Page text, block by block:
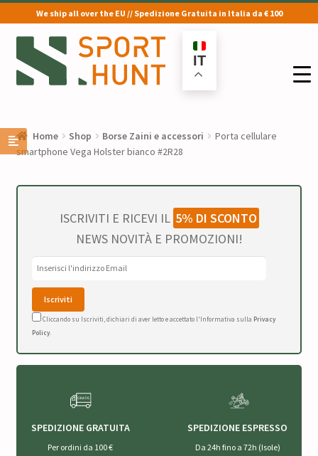
We ship all over the EU // Spedizione Gratuita in Italia da € 100
Vai
alla
navigazione
Vai
al
contenuto
IT
Home Shop Borse Zaini e accessori
Porta cellulare
smartphone Vega Holster bianco #2R28
ISCRIVITI E RICEVI IL 5% DI SCONTO
NEWS NOVITÀ E PROMOZIONI!
Cliccando su Iscriviti, dichiari di aver letto e accettato l'Informativa sulla Privacy
Policy.
SPEDIZIONE GRATUITA
Per ordini da 100 €
SPEDIZIONE ESPRESSO
Da 24h fino a 72h (Isole)